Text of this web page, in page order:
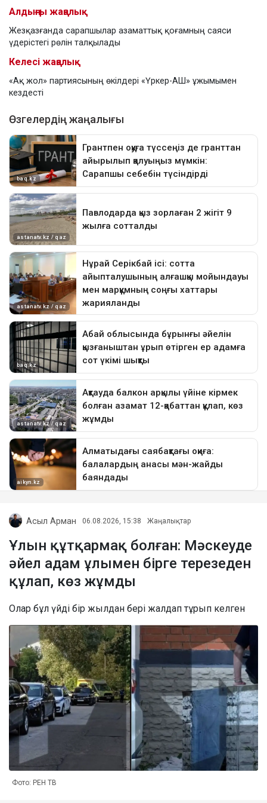
Алдыңғы жаңалық
Жезқазғанда сарапшылар азаматтық қоғамның саяси
үдерістегі рөлін талқылады
Келесі жаңалық
«Ақ жол» партиясының өкілдері «Үркер-АШ» ұжымымен
кездесті
Асыл Арман 06.08.2026, 15:38 Жаңалықтар
Ұлын құтқармақ болған: Мәскеуде
әйел адам ұлымен бірге терезеден
құлап, көз жұмды
Олар бұл үйді бір жылдан бері жалдап тұрып келген
Фото: РЕН ТВ